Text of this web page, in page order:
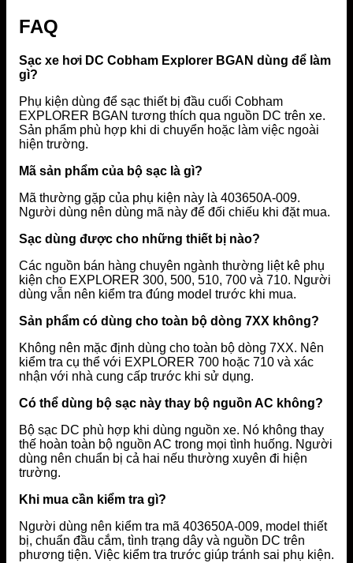
FAQ
Sạc xe hơi DC Cobham Explorer BGAN dùng để làm
gì?
Phụ kiện dùng để sạc thiết bị đầu cuối Cobham
EXPLORER BGAN tương thích qua nguồn DC trên xe.
Sản phẩm phù hợp khi di chuyển hoặc làm việc ngoài
hiện trường.
Mã sản phẩm của bộ sạc là gì?
Mã thường gặp của phụ kiện này là 403650A-009.
Người dùng nên dùng mã này để đối chiếu khi đặt mua.
Sạc dùng được cho những thiết bị nào?
Các nguồn bán hàng chuyên ngành thường liệt kê phụ
kiện cho EXPLORER 300, 500, 510, 700 và 710. Người
dùng vẫn nên kiểm tra đúng model trước khi mua.
Sản phẩm có dùng cho toàn bộ dòng 7XX không?
Không nên mặc định dùng cho toàn bộ dòng 7XX. Nên
kiểm tra cụ thể với EXPLORER 700 hoặc 710 và xác
nhận với nhà cung cấp trước khi sử dụng.
Có thể dùng bộ sạc này thay bộ nguồn AC không?
Bộ sạc DC phù hợp khi dùng nguồn xe. Nó không thay
thế hoàn toàn bộ nguồn AC trong mọi tình huống. Người
dùng nên chuẩn bị cả hai nếu thường xuyên đi hiện
trường.
Khi mua cần kiểm tra gì?
Người dùng nên kiểm tra mã 403650A-009, model thiết
bị, chuẩn đầu cắm, tình trạng dây và nguồn DC trên
phương tiện. Việc kiểm tra trước giúp tránh sai phụ kiện.